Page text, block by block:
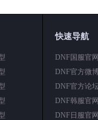
快速导航
DNF国服官网
DNF官方微博
DNF官方论
DNF韩服官网
DNF日服官网